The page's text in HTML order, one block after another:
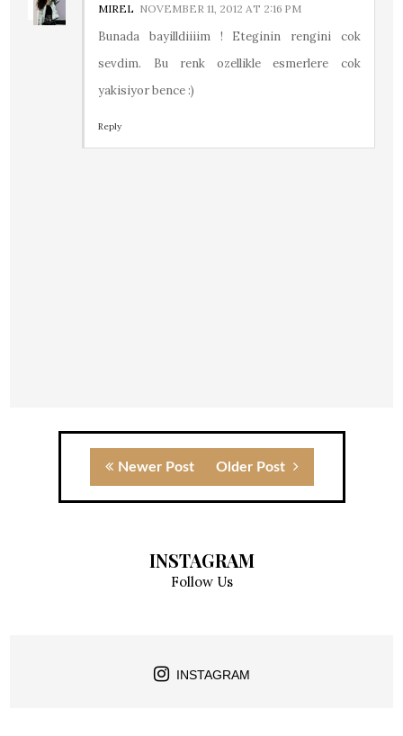
MIREL NOVEMBER 11, 2012 AT 2:16 PM
Bunada bayilldiiiim ! Eteginin rengini cok
sevdim. Bu renk ozellikle esmerlere cok
yakisiyor bence :)
Reply
Newer Post Older Post
INSTAGRAM
Follow Us
INSTAGRAM